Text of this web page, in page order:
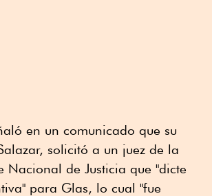
en un comunicado que su
solicitó a un juez de la
Nacional de Justicia que "dicte
para Glas, lo cual "fue